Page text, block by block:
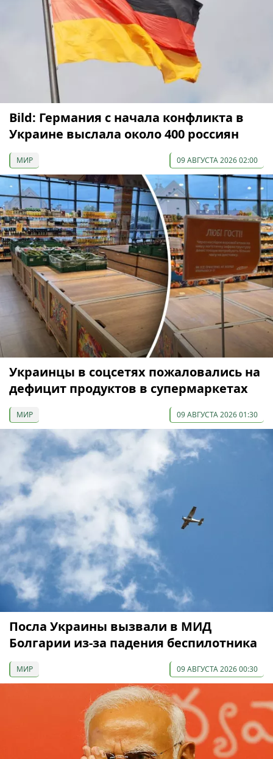
Bild: Германия с начала конфликта в
Украине выслала около 400 россиян
МИР 09 АВГУСТА 2026 02:00
Украинцы в соцсетях пожаловались на
дефицит продуктов в супермаркетах
МИР 09 АВГУСТА 2026 01:30
Посла Украины вызвали в МИД
Болгарии из-за падения беспилотника
МИР 09 АВГУСТА 2026 00:30